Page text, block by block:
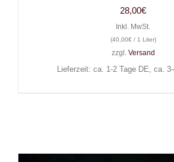
28,00€
Inkl. MwSt.
(40,00€/ 1 Liter)
zzgl. Versand
Lieferzeit: ca. 1-2 Tage DE, ca.